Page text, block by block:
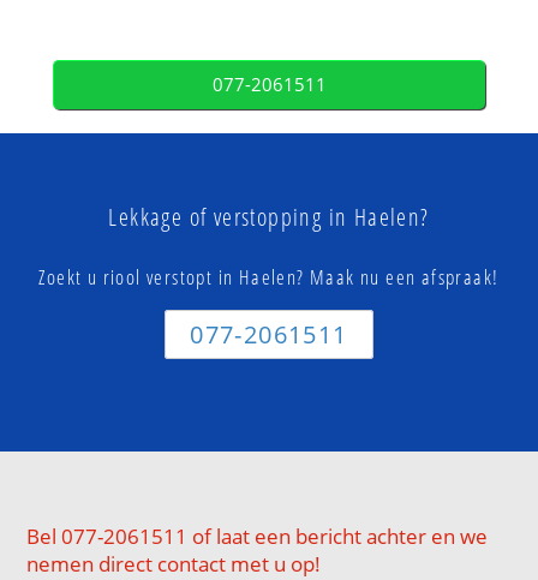
077-2061511
Lekkage of verstopping in Haelen?
Zoekt u riool verstopt in Haelen? Maak nu een afspraak!
077-2061511
Bel 077-2061511 of laat een bericht achter en we
nemen direct contact met u op!